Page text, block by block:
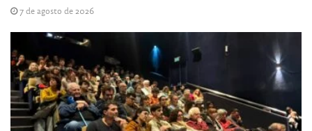
7 de agosto de 2026